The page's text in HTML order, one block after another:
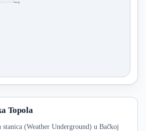
0
Topola
stanica (Weather Underground) u Bačkoj